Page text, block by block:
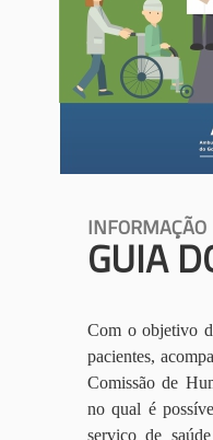
INFORMAÇÃO
GUIA
Com o objetivo
pacientes,
Comissão de
no qual é
serviço de